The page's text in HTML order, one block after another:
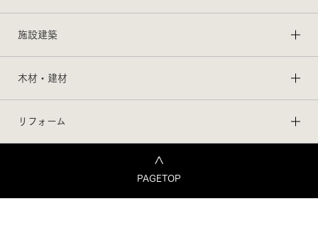
施設建築
木材・建材
リフォーム
PAGETOP